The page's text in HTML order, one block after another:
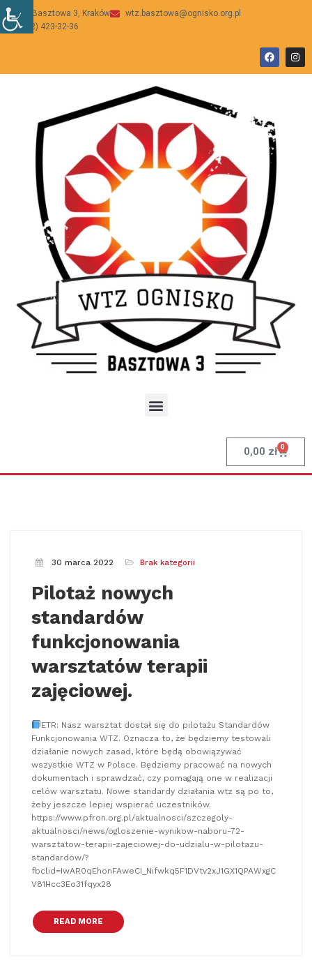
ul Basztowa 3, Kraków
wtz.basztowa@ognisko.org.pl
(12) 423-32-36
0,00 zł 0
30 marca 2022 Brak kategorii
Pilotaż nowych
standardów
funkcjonowania
warsztatów terapii
zajęciowej.
ETR: Nasz warsztat dostał się do pilotażu Standardów
Funkcjonowania WTZ. Oznacza to, że będziemy testowali
działanie nowych zasad, które będą obowiązywać
wszystkie WTZ w Polsce. Będziemy pracować na nowych
dokumentach i sprawdzać, czy pomagają one w realizacji
celów warsztatu. Nowe standardy działania wtz są po to,
żeby jeszcze lepiej wspierać uczestników.
https://www.pfron.org.pl/aktualnosci/szczegoly-
aktualnosci/news/ogloszenie-wynikow-naboru-72-
warsztatow-terapii-zajeciowej-do-udzialu-w-pilotazu-
standardow/?
fbclid=IwAR0qEhonFAweCI_Nifwkq5F1DVtv2xJ1GX1QPAWxgC
V81Hcc3Eo31fqyx28
READ MORE